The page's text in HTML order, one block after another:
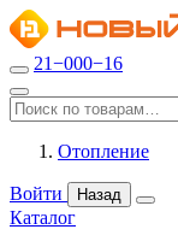
21−000−16
Отопление
Войти Назад
Каталог